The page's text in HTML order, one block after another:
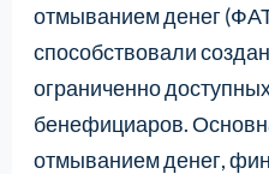
отмыванием денег
способствовали
ограниченно
бенефициаров.
отмыванием денег,